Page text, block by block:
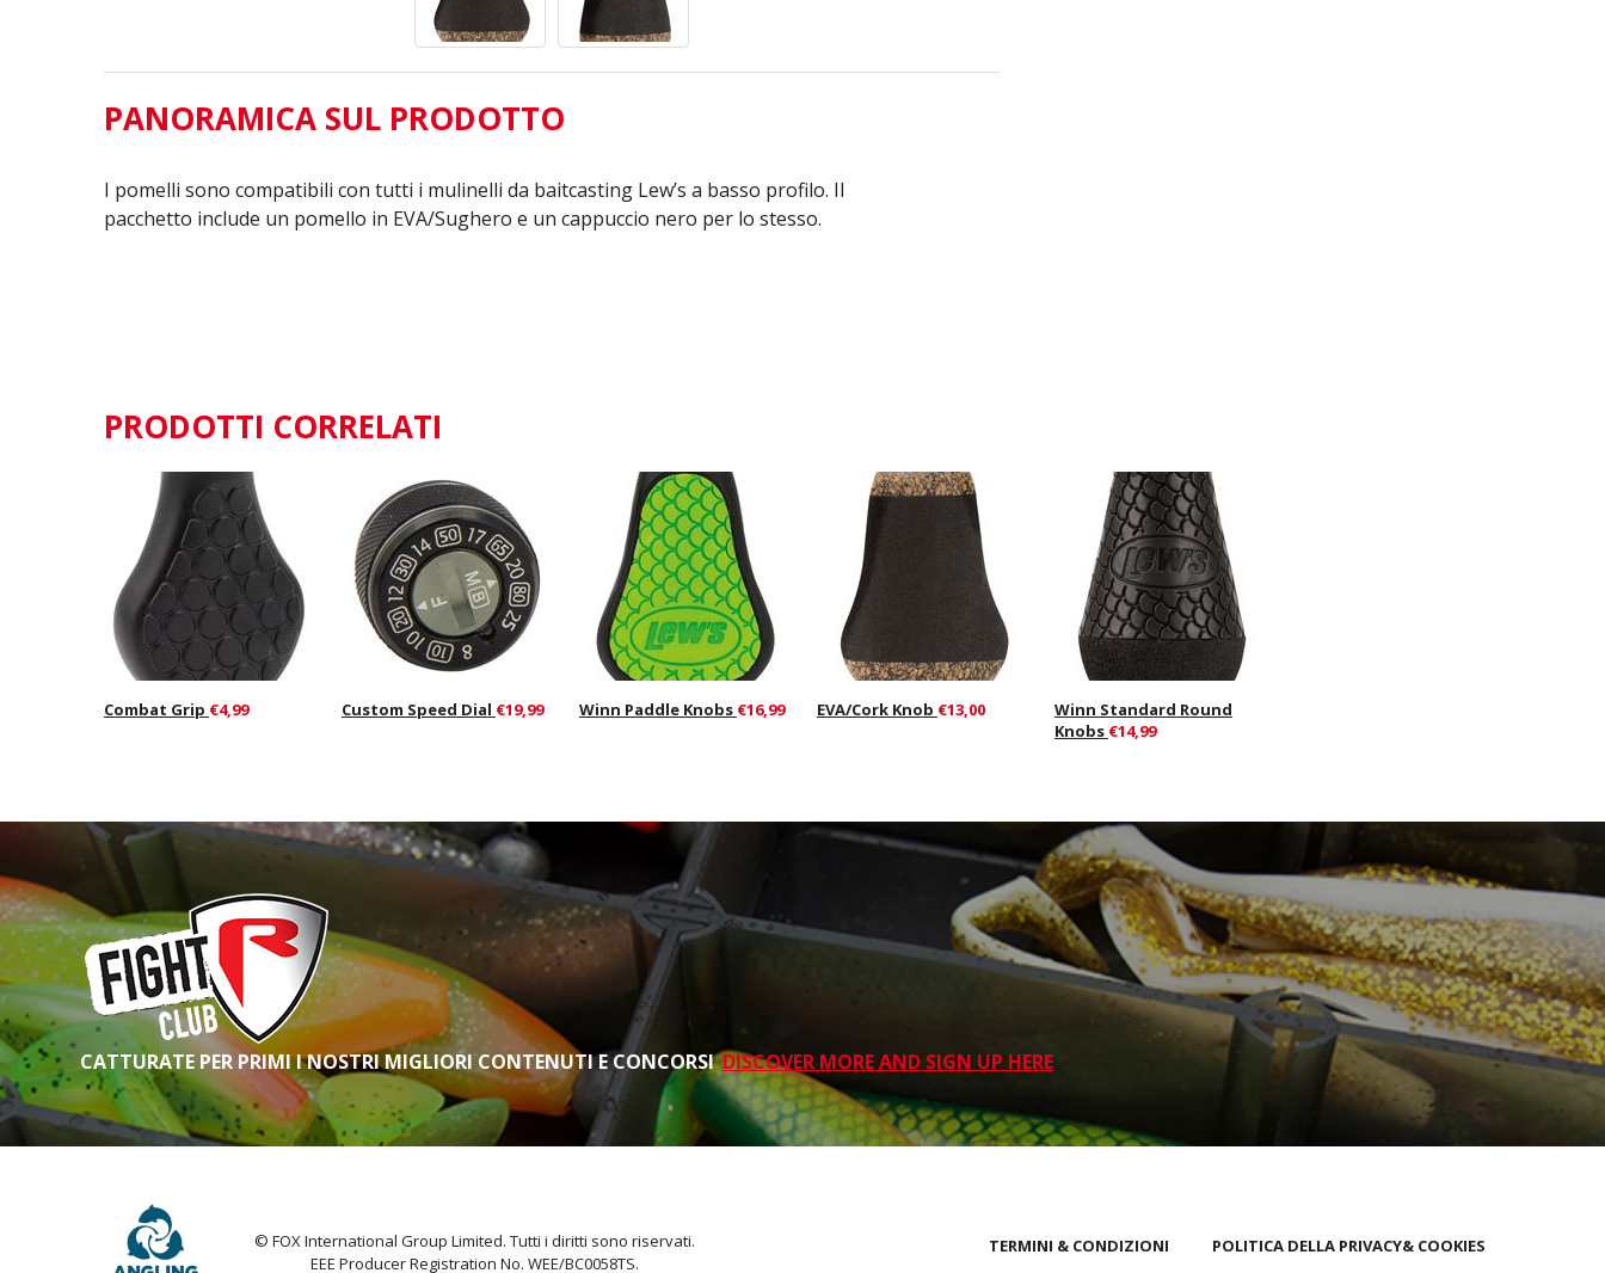
PANORAMICA SUL PRODOTTO
I pomelli sono compatibili con tutti i mulinelli da baitcasting Lew’s a basso profilo. Il
pacchetto include un pomello in EVA/Sughero e un cappuccio nero per lo stesso.
PRODOTTI CORRELATI
Combat Grip €4,99 Custom Speed Dial €19,99 Winn Paddle Knobs €16,99 EVA/Cork Knob €13,00
Winn Standard Round
Knobs €14,99
CATTURATE PER PRIMI I NOSTRI MIGLIORI CONTENUTI E CONCORSIDISCOVER MORE AND SIGN UP HERE
© FOX International Group Limited. Tutti i diritti sono riservati.
EEE Producer Registration No. WEE/BC0058TS.
TERMINI & CONDIZIONI POLITICA DELLA PRIVACY& COOKIES